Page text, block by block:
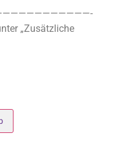
„Zusätzliche